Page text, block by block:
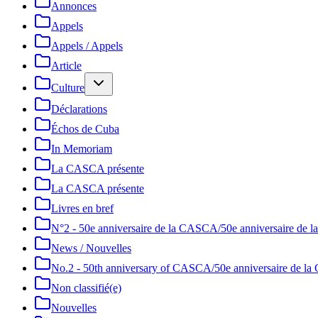
Annonces
Appels
Appels / Appels
Article
Culture
Déclarations
Échos de Cuba
In Memoriam
La CASCA présente
La CASCA présente
Livres en bref
N°2 - 50e anniversaire de la CASCA/50e anniversaire de
News / Nouvelles
No.2 - 50th anniversary of CASCA/50e anniversaire de la
Non classifié(e)
Nouvelles